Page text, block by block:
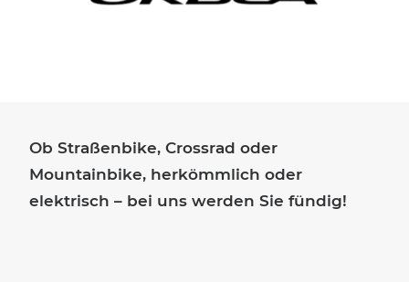
Ob Straßenbike, Crossrad oder
Mountainbike, herkömmlich oder
elektrisch – bei uns werden Sie fündig!